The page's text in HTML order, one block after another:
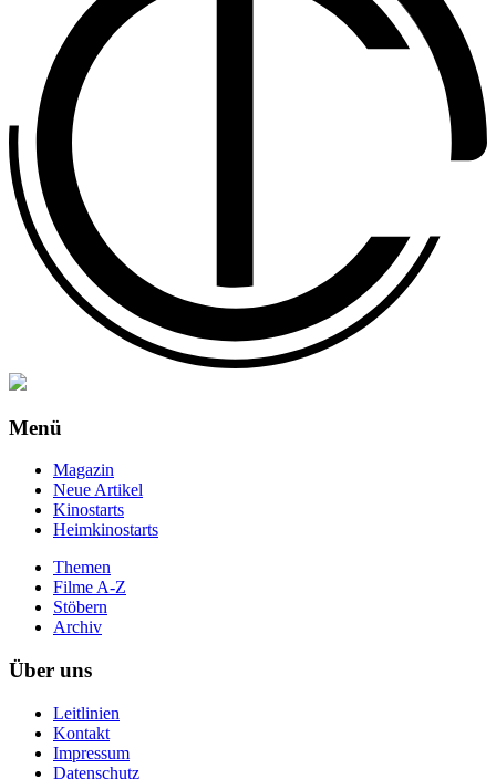
Menü
Magazin
Neue Artikel
Kinostarts
Heimkinostarts
Themen
Filme A-Z
Stöbern
Archiv
Über uns
Leitlinien
Kontakt
Impressum
Datenschutz